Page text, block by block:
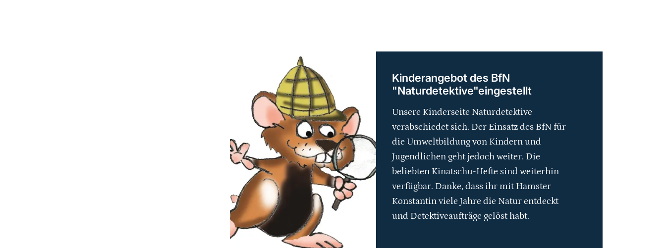
weiterführender
Kinderangebot des BfN
"Naturdetektive"eingestellt
Unsere Kinderseite Naturdetektive
verabschiedet sich. Der Einsatz des BfN für
die Umweltbildung von Kindern und
Jugendlichen geht jedoch weiter. Die
beliebten Kinatschu-Hefte sind weiterhin
verfügbar. Danke, dass ihr mit Hamster
Konstantin viele Jahre die Natur entdeckt
und Detektiveaufträge gelöst habt.